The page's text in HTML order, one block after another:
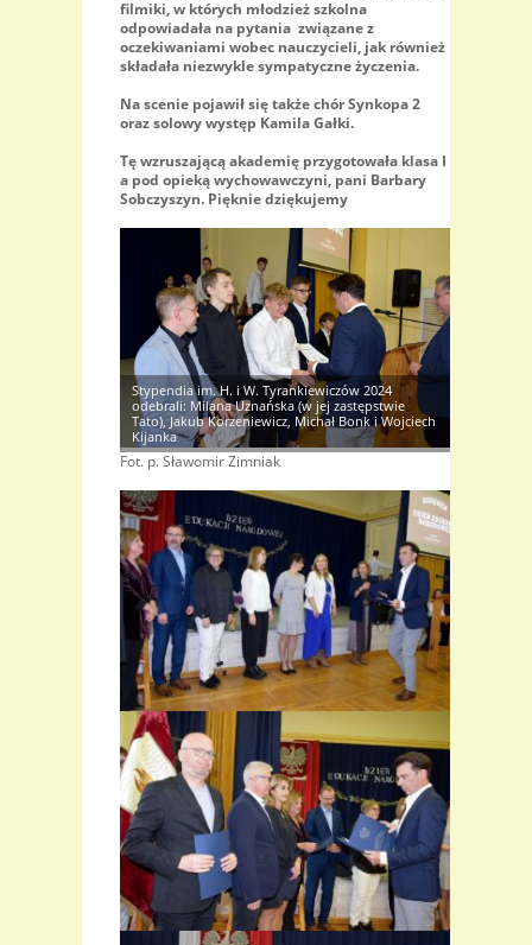
filmiki, w których młodzież szkolna
odpowiadała na pytania związane z
oczekiwaniami wobec nauczycieli, jak również
składała niezwykle sympatyczne życzenia.
Na scenie pojawił się także chór Synkopa 2
oraz solowy występ Kamila Gałki.
Tę wzruszającą akademię przygotowała klasa I
a pod opieką wychowawczyni, pani Barbary
Sobczyszyn. Pięknie dziękujemy
Stypendia im. H. i W. Tyrankiewiczów 2024
odebrali: Milana Uznańska (w jej zastępstwie
Tato), Jakub Korzeniewicz, Michał Bonk i Wojciech
Kijanka
Fot. p. Sławomir Zimniak